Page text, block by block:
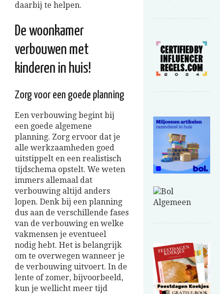
daarbij te helpen.
De woonkamer
verbouwen met
kinderen in huis!
Zorg voor een goede planning
Een verbouwing begint bij
een goede algemene
planning. Zorg ervoor dat je
alle werkzaamheden goed
uitstippelt en een realistisch
tijdschema opstelt. We weten
immers allemaal dat
verbouwing altijd anders
lopen. Denk bij een planning
dus aan de verschillende fases
van de verbouwing en welke
vakmensen je eventueel
nodig hebt. Het is belangrijk
om te overwegen wanneer je
de verbouwing uitvoert. In de
lente of zomer, bijvoorbeeld,
kun je wellicht meer tijd